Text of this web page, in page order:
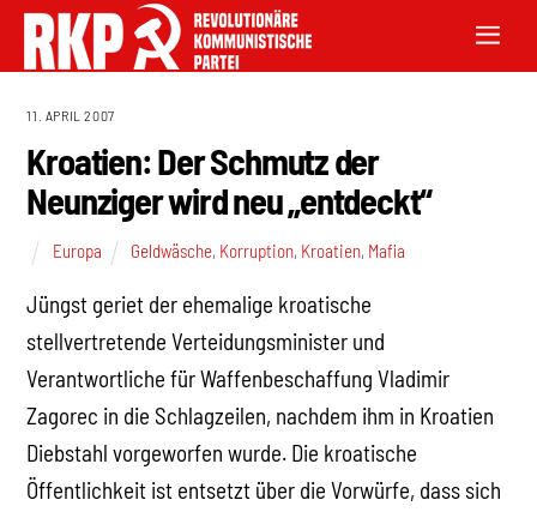
11. APRIL 2007
Kroatien: Der Schmutz der
Neunziger wird neu „entdeckt“
Europa Geldwäsche, Korruption, Kroatien, Mafia
Jüngst geriet der ehemalige kroatische
stellvertretende Verteidungsminister und
Verantwortliche für Waffenbeschaffung Vladimir
Zagorec in die Schlagzeilen, nachdem ihm in Kroatien
Diebstahl vorgeworfen wurde. Die kroatische
Öffentlichkeit ist entsetzt über die Vorwürfe, dass sich